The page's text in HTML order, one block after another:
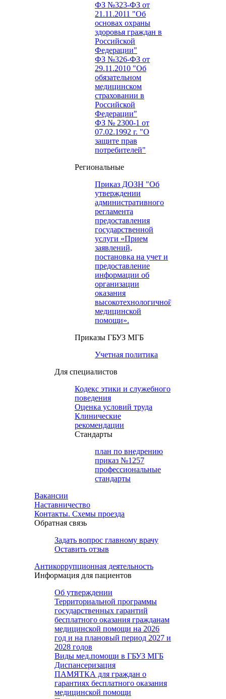
ФЗ №323-ФЗ от
21.11.2011 "Об
основах охраны
здоровья граждан в
Российской
Федерации"
ФЗ №326-ФЗ от
29.11.2010 "Об
обязательном
медицинском
страховании в
Российской
Федерации"
ФЗ № 2300-1 от
07.02.1992 г. "О
защите прав
потребителей"
Региональные
Приказ ДОЗН "Об
утверждении
административного
регламента
предоставления
государственной
услуги «Прием
заявлений,
постановка на учет и
предоставление
информации об
организации
оказания
высокотехнологичной
медицинской
помощи».
Приказы ГБУЗ МГБ
Учетная политика
Для специалистов
Кодекс этики и служебного
поведения
Оценка условий труда
Клинические
рекомендации
Cтандарты
план по внедрению
приказ №1257
профессиональные
стандарты
Вакансии
Наставничество
Контакты. Схемы проезда
Обратная связь
Задать вопрос главному врачу
Оставить отзыв
Антикоррупционная деятельность
Информация для пациентов
Об утверждении
Территориальной программы
государственных гарантий
бесплатного оказания гражданам
медицинской помощи на 2026
год и на плановый период 2027 и
2028 годов
Виды мед.помощи в ГБУЗ МГБ
Диспансеризация
ПАМЯТКА для граждан о
гарантиях бесплатного оказания
медицинской помощи